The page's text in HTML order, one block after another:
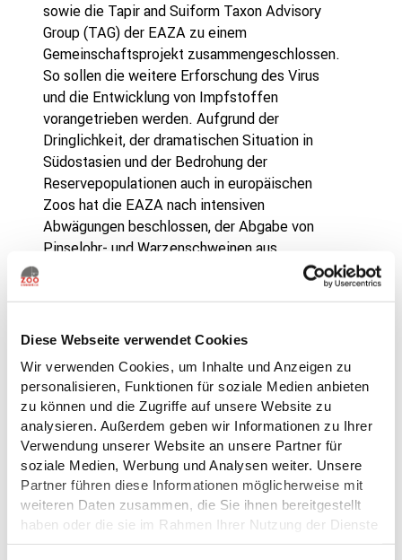
Diese Webseite verwendet Cookies
Wir verwenden Cookies, um Inhalte und Anzeigen zu
personalisieren, Funktionen für soziale Medien anbieten
zu können und die Zugriffe auf unsere Website zu
analysieren. Außerdem geben wir Informationen zu Ihrer
Verwendung unserer Website an unsere Partner für
soziale Medien, Werbung und Analysen weiter. Unsere
Partner führen diese Informationen möglicherweise mit
weiteren Daten zusammen, die Sie ihnen bereitgestellt
haben oder die sie im Rahmen Ihrer Nutzung der Dienste
gesammelt haben.
sowie die Tapir and Suiform Taxon Advisory
Group (TAG) der EAZA zu einem
Gemeinschaftsprojekt zusammengeschlossen.
So sollen die weitere Erforschung des Virus
und die Entwicklung von Impfstoffen
vorangetrieben werden. Aufgrund der
Dringlichkeit, der dramatischen Situation in
Südostasien und der Bedrohung der
Reservepopulationen auch in europäischen
Zoos hat die EAZA nach intensiven
Abwägungen beschlossen, der Abgabe von
Pinselohr- und Warzenschweinen aus
Institut zuzustimmen. Im Oktober 2023 wurden
Pinselohrschweine an das FLI abgegeben.
Zoos geborene Warzenschweine. Dabei ist
eine solche Entscheidung für alle
Mitarbeitenden in einem Zoo keinesfalls
einfach. Viele haben eine enge Bindung zu den
Tieren. Dennoch muss hier zwischen einigen
wenigen Individuen und dem Überleben von
Millionen wilder Schweine und ganzer Arten
abgewogen werden.